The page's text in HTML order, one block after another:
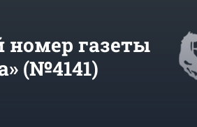
газеты
(№4141)